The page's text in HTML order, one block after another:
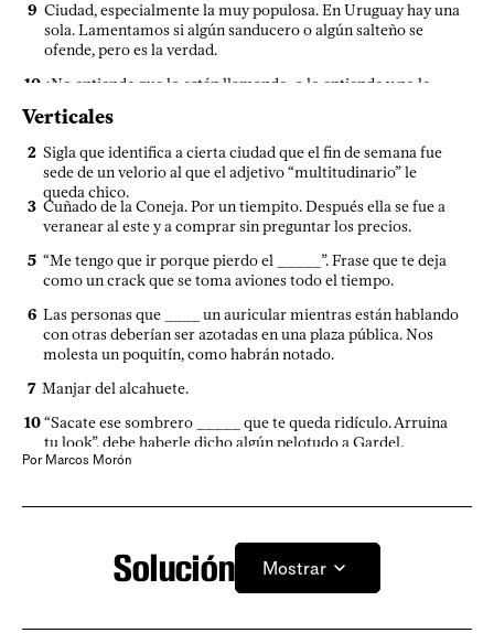
9 Ciudad, especialmente la muy populosa. En Uruguay hay una
sola. Lamentamos si algún sanducero o algún salteño se
ofende, pero es la verdad.
10 ¿No entiende que lo están llamando, o lo entiende y no le
importa? Misterios del mundo de las mascotas.
organiza la agenda, Yamandú Orsi?
14Falto de instrucción, ciencia o conocimientos. “Pah, ni idea,
soy ____ en esto de los crucigramas”, dice el lector que es
incapaz de ver la solución aunque la tenga frente a sus
narices.
16
Itinerario para un viaje. No preguntes a Google la respuesta,
porque te va a abrir el Maps para indicarte cómo tenés que
hacer para llegar a tu casa.
Siglas de la organización rectora del balompié de la vecina
orilla. Las pavadas que tenemos que hacer para no dar
ninguna de las siglas, che. ¿Por qué no habremos metido otra
definición?
20“Me hizo el ____”. Expresión que se usa para describir una
revelación. Aparentemente, las revelaciones suenan igual
que el disparador de una cámara de fotos.
borracho”. Frase que puede terminar en una muerte por
Verosímil, probable, creedero. Sí, este último sinónimo
existe. Sabemos que este crucigrama no es _______, pero en
Verticales
2 Sigla que identifica a cierta ciudad que el fin de semana fue
sede de un velorio al que el adjetivo “multitudinario” le
queda chico.
3 Cuñado de la Coneja. Por un tiempito. Después ella se fue a
veranear al este y a comprar sin preguntar los precios.
5 “Me tengo que ir porque pierdo el _____”. Frase que te deja
como un crack que se toma aviones todo el tiempo.
6 Las personas que ____ un auricular mientras están hablando
con otras deberían ser azotadas en una plaza pública. Nos
molesta un poquitín, como habrán notado.
7 Manjar del alcahuete.
10“Sacate ese sombrero _____ que te queda ridículo. Arruina
tu look”, debe haberle dicho algún pelotudo a Gardel.
Los celulares deberían venir con un interruptor que tenga
esta posición, así uno no se cuelga tanto.
mundiales”, dice el exagerado que nunca falta.
Por Marcos Morón
Solución Mostrar